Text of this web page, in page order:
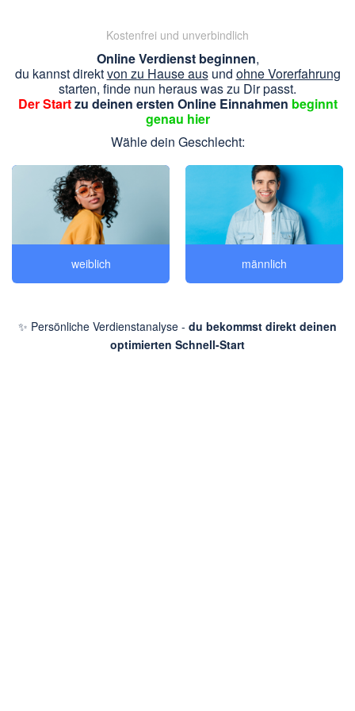
Kostenfrei und unverbindlich
Online Verdienst beginnen,
du kannst direktvon zu Hause ausund ohne Vorerfahrung
starten, finde nun heraus was zu Dir passt.
Der Startzu deinen ersten Online Einnahmen beginnt
genau hier
Wähle dein Geschlecht:
weiblich männlich
✨ Persönliche Verdienstanalyse - du bekommst direkt deinen
optimierten Schnell-Start